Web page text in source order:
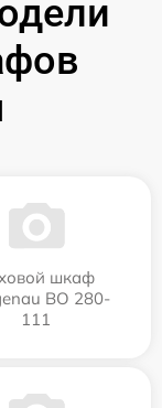
шкаф
BO 280-
111